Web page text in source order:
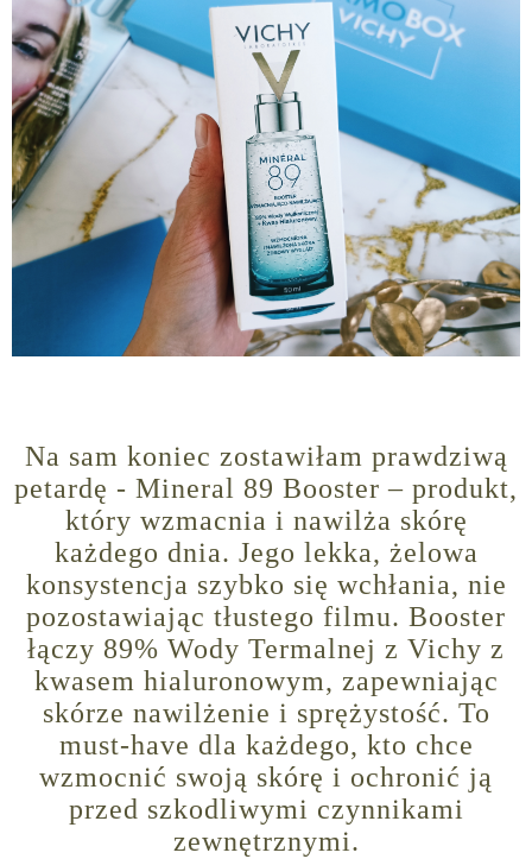
Na sam koniec zostawiłam prawdziwą
petardę - Mineral 89 Booster – produkt,
który wzmacnia i nawilża skórę
każdego dnia. Jego lekka, żelowa
konsystencja szybko się wchłania, nie
pozostawiając tłustego filmu. Booster
łączy 89% Wody Termalnej z Vichy z
kwasem hialuronowym, zapewniając
skórze nawilżenie i sprężystość. To
must-have dla każdego, kto chce
wzmocnić swoją skórę i ochronić ją
przed szkodliwymi czynnikami
zewnętrznymi.